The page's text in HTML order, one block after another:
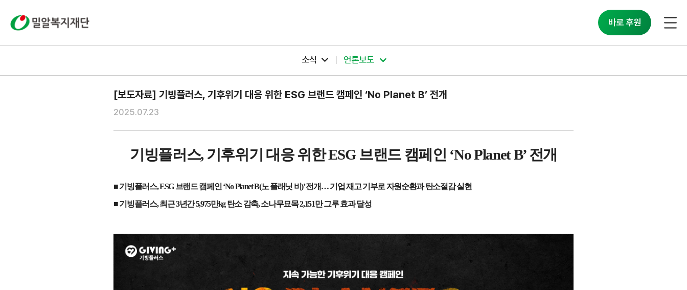
바로 후원
소식 언론보도
[보도자료] 기빙플러스, 기후위기 대응 위한 ESG 브랜드 캠페인 ‘No Planet B’ 전개
2025.07.23
기빙플러스, 기후위기 대응 위한ESG 브랜드 캠페인 ‘No Planet B’전개
■ 기빙플러스, ESG브랜드 캠페인 ‘No Planet B(노 플래닛 비)’전개…기업 재고 기부로 자원순환과 탄소절감 실현
■ 기빙플러스,최근3년간5,975만kg탄소 감축,소나무묘목2,151만 그루 효과 달성